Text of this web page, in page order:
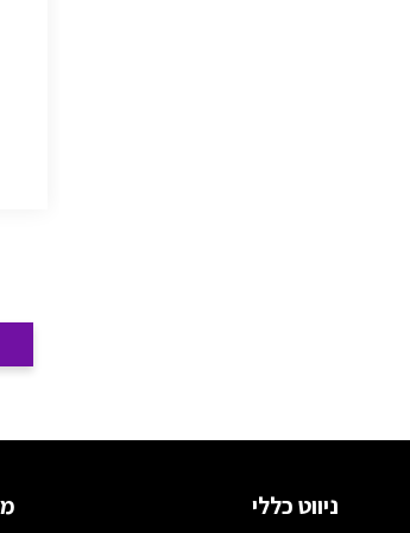
ניווט כללי